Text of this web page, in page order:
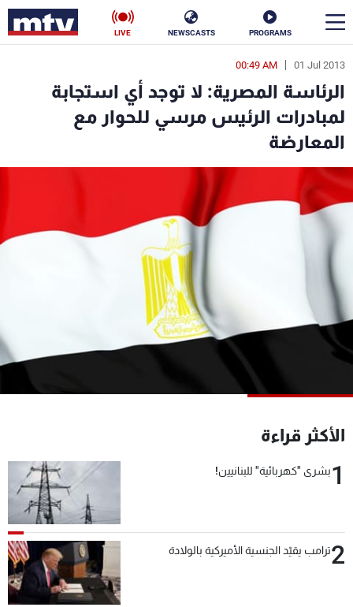
PROGRAMS
NEWSCASTS
LIVE
01 Jul 2013
00:49 AM
الرئاسة المصرية: لا توجد أي استجابة
لمبادرات الرئيس مرسي للحوار مع
المعارضة
الأكثر قراءة
1بشرى "كهربائية" للبنانيين!
2ترامب يقيّد الجنسية الأميركية بالولادة
en
الأخبار
سياسة
إقتصاد
منوعات رياضة
كأس العالم
البرامج
الترددات
عن MTV
لاعلاناتكم